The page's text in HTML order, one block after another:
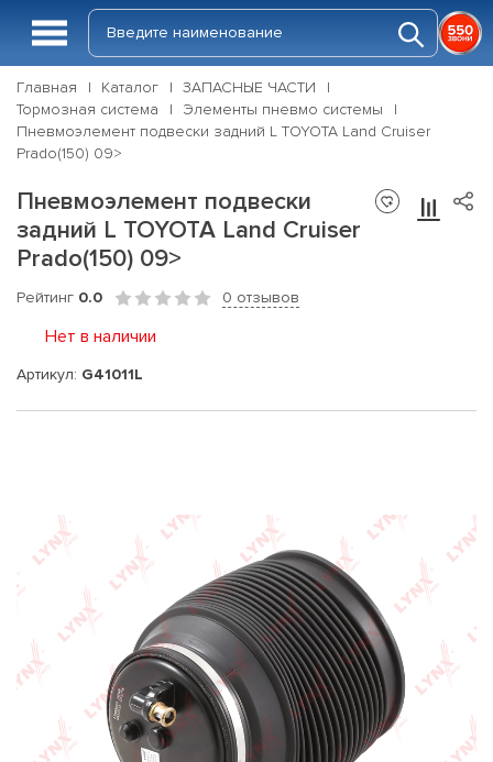
Главная Каталог
ЗАПАСНЫЕ ЧАСТИ
Тормозная система
Элементы пневмо системы
Пневмоэлемент подвески задний L TOYOTA Land Cruiser
Prado(150) 09>
Пневмоэлемент подвески
задний L TOYOTA Land Cruiser
Prado(150) 09>
Рейтинг 0.0 0 отзывов
Нет в наличии
Артикул: G41011L